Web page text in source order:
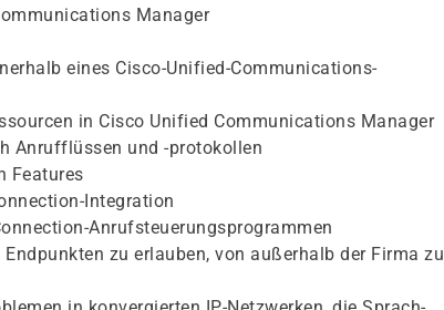
Manager
eines Cisco-Unified-Communications-
in Cisco Unified Communications Manager
Anrufflüssen und -protokollen
Features
Integration
Anrufsteuerungsprogrammen
zu erlauben, von außerhalb der Firma zu